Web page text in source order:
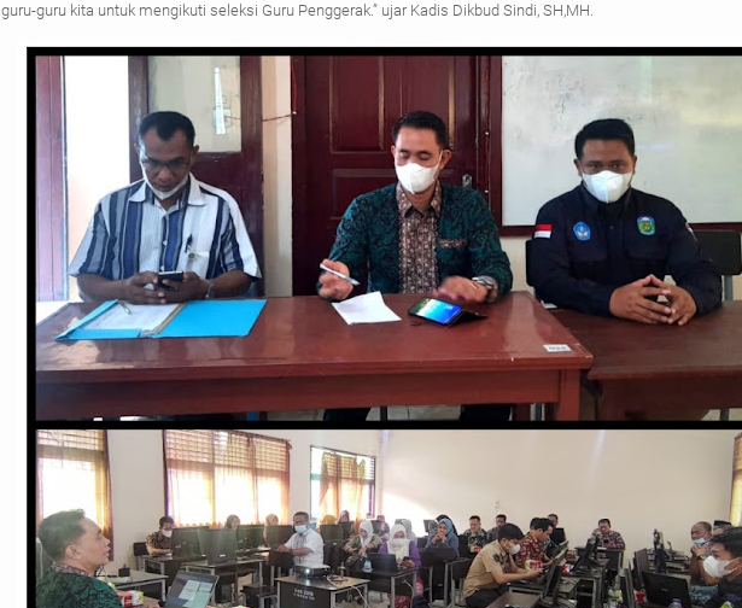
guru-guru kita untuk mengikuti seleksi Guru Penggerak.” ujar Kadis Dikbud Sindi, SH,MH.